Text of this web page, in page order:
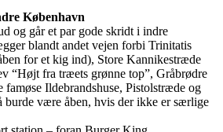
København
og går et par gode skridt i indre
blandt andet vejen forbi Trinitatis
for et kig ind), Store Kannikestræde
“Højt fra træets grønne top”, Gråbrødre
famøse Ildebrandshuse, Pistolstræde og
burde være åben, hvis der ikke er særlige